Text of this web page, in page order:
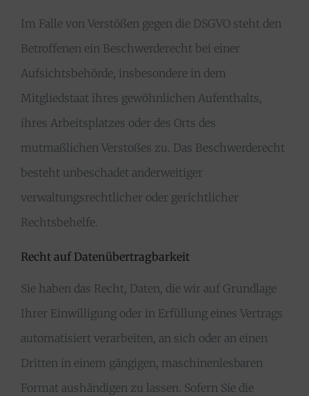
Im Falle von Verstößen gegen die DSGVO steht den
Betroffenen ein Beschwerderecht bei einer
Aufsichtsbehörde, insbesondere in dem
Mitgliedstaat ihres gewöhnlichen Aufenthalts,
ihres Arbeitsplatzes oder des Orts des
mutmaßlichen Verstoßes zu. Das Beschwerderecht
besteht unbeschadet anderweitiger
verwaltungsrechtlicher oder gerichtlicher
Rechtsbehelfe.
Recht auf Daten­übertrag­barkeit
Sie haben das Recht, Daten, die wir auf Grundlage
Ihrer Einwilligung oder in Erfüllung eines Vertrags
automatisiert verarbeiten, an sich oder an einen
Dritten in einem gängigen, maschinenlesbaren
Format aushändigen zu lassen. Sofern Sie die